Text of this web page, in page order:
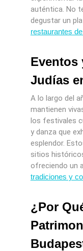
auténtica. No
degustar un
restaurantes
Eventos
Judías
A lo largo del
mantienen
los festivales
y danza que
esplendor.
sitios
ofreciendo un
tradiciones y
¿Por